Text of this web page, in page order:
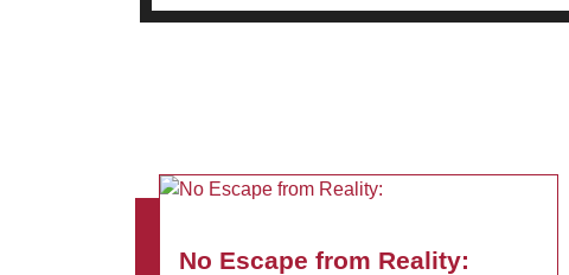
No Escape from Reality: